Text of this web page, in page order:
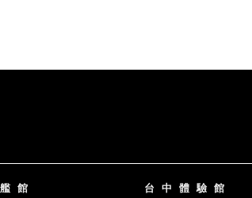
館 台中體驗館